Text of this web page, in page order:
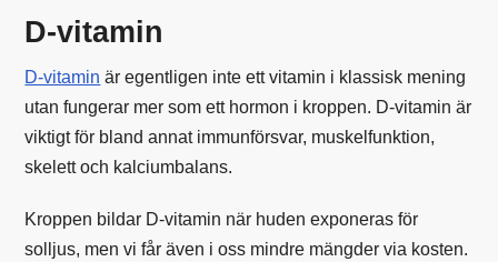
D-vitamin
D-vitamin är egentligen inte ett vitamin i klassisk mening
utan fungerar mer som ett hormon i kroppen. D-vitamin är
viktigt för bland annat immunförsvar, muskelfunktion,
skelett och kalciumbalans.
Kroppen bildar D-vitamin när huden exponeras för
solljus, men vi får även i oss mindre mängder via kosten.